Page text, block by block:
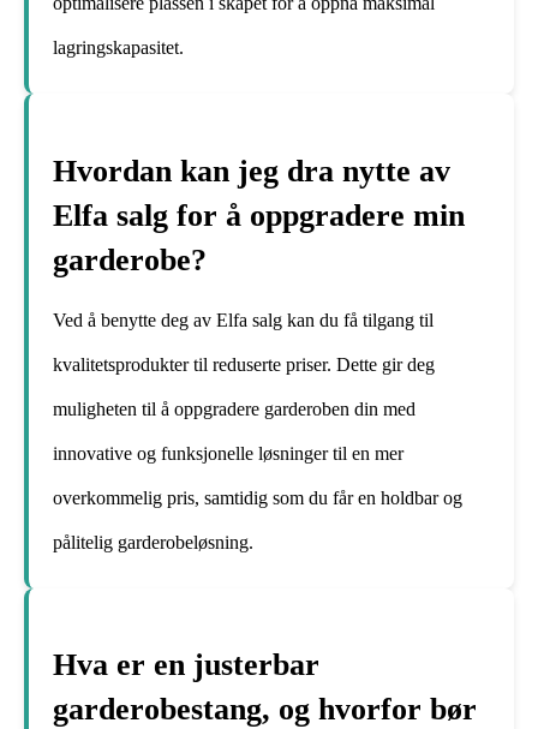
lagringskapasitet.
Hvordan kan jeg dra nytte av
Elfa salg for å oppgradere min
garderobe?
Ved å benytte deg av Elfa salg kan du få tilgang til
kvalitetsprodukter til reduserte priser. Dette gir deg
muligheten til å oppgradere garderoben din med
innovative og funksjonelle løsninger til en mer
overkommelig pris, samtidig som du får en holdbar og
pålitelig garderobeløsning.
Hva er en justerbar
garderobestang, og hvorfor bør